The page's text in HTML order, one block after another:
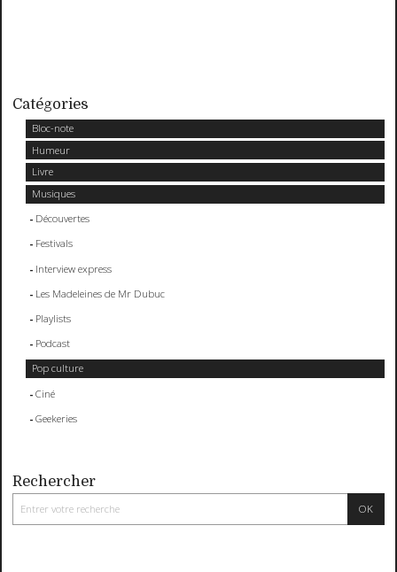
Catégories
Bloc-note
Humeur
Livre
Musiques
Découvertes
Festivals
Interview express
Les Madeleines de Mr Dubuc
Playlists
Podcast
Pop culture
Ciné
Geekeries
Rechercher